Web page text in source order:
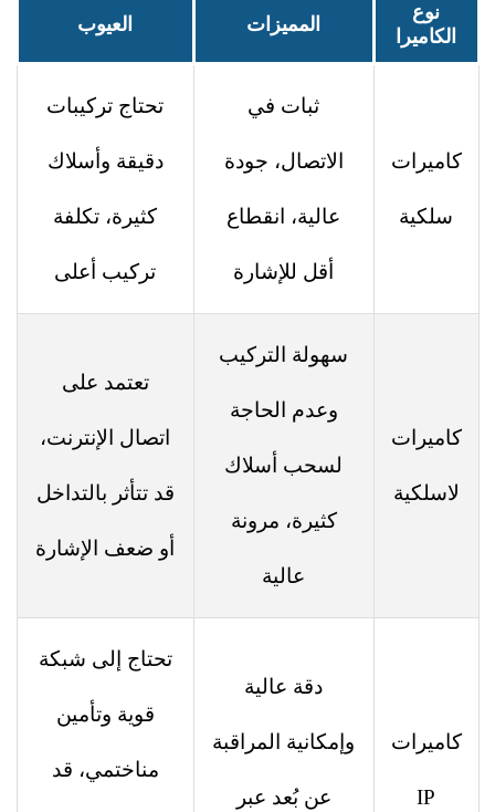
نوع
الكاميرا
المميزات العيوب
كاميرات
سلكية
ثبات في
الاتصال، جودة
عالية، انقطاع
أقل للإشارة
تحتاج تركيبات
دقيقة وأسلاك
كثيرة، تكلفة
تركيب أعلى
كاميرات
لاسلكية
سهولة التركيب
وعدم الحاجة
لسحب أسلاك
كثيرة، مرونة
عالية
تعتمد على
اتصال الإنترنت،
قد تتأثر بالتداخل
أو ضعف الإشارة
كاميرات
IP
دقة عالية
وإمكانية المراقبة
عن بُعد عبر
تحتاج إلى شبكة
قوية وتأمين
مناختمي، قد